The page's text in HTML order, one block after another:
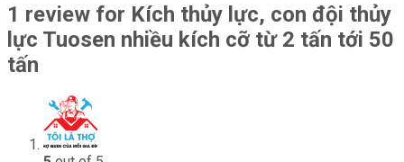
1 review for Kích thủy lực, con đội thủy
lực Tuosen nhiều kích cỡ từ 2 tấn tới 50
tấn